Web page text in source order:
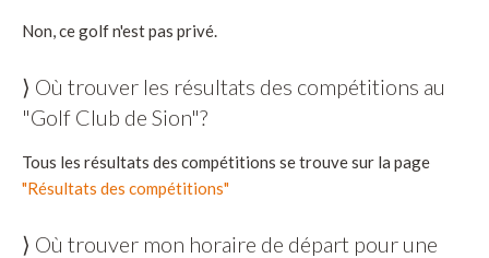
Non, ce golf n'est pas privé.
⟩ Où trouver les résultats des compétitions au
"Golf Club de Sion"?
Tous les résultats des compétitions se trouve sur la page
"Résultats des compétitions"
⟩ Où trouver mon horaire de départ pour une